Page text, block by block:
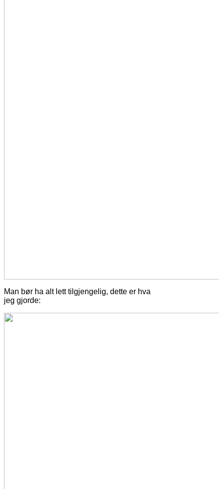
Man bør ha alt lett tilgjengelig, dette er hva
jeg gjorde: